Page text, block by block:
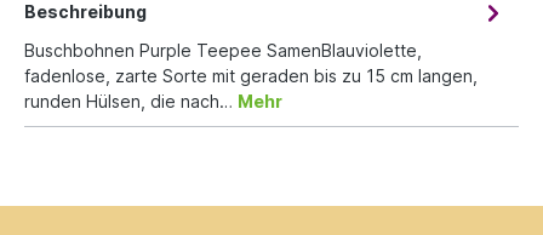
Beschreibung
Buschbohnen Purple Teepee SamenBlauviolette,
fadenlose, zarte Sorte mit geraden bis zu 15 cm langen,
runden Hülsen, die nach… Mehr